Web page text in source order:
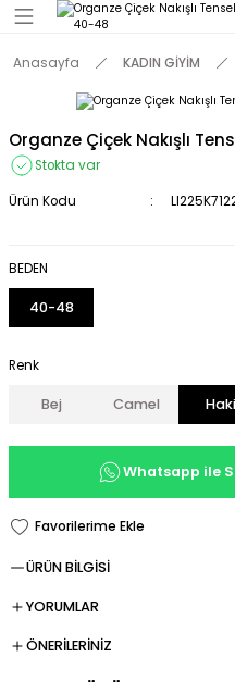
Anasayfa KADIN GİYİM
Organze Çiçek Nakışlı
Stokta var
Ürün Kodu
BEDEN
40-48
Renk
Bej Camel Haki
Whatsapp ile
ÜRÜN BİLGİSİ
YORUMLAR
ÖNERİLERİNİZ